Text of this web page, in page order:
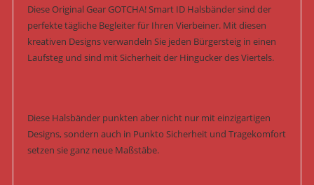
Diese Original Gear GOTCHA! Smart ID Halsbänder sind der
perfekte tägliche Begleiter für Ihren Vierbeiner. Mit diesen
kreativen Designs verwandeln Sie jeden Bürgersteig in einen
Laufsteg und sind mit Sicherheit der Hingucker des Viertels.
Diese Halsbänder punkten aber nicht nur mit einzigartigen
Designs, sondern auch in Punkto Sicherheit und Tragekomfort
setzen sie ganz neue Maßstäbe.